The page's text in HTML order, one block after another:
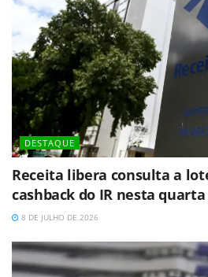
DESTAQUE
Receita libera consulta a
cashback do IR nesta quarta
8 DE JULHO DE 2026